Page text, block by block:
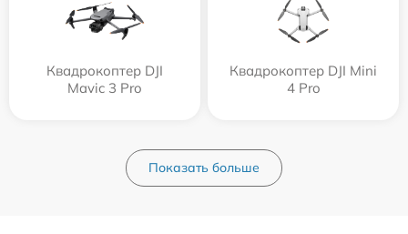
Квадрокоптер DJI
Mavic 3 Pro
Квадрокоптер DJI Mini
4 Pro
Показать больше